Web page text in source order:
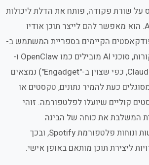
על שורת פקודה, פותח את הדלת ליכולות
חדשות עבור סוכני AI. הוא מאפשר להם לייצר תוכן אודיו
הקיימים בספריית המשתמש ב-
Spotify. על פי המקורות, סוכני AI מובילים כמו OpenClaw ו-
Claude (או Claude Code, כפי שצוין ב-"Engadget") נמצאים
כעת להמיר נתונים, טקסטים או
קוליים שיועלו לפלטפורמה. זוהי
המשלבת את כוחה של הבינה
המלאכותית עם נגישות ונוחות פלטפורמת Spotify, ובכך
ליצירת תוכן מותאם באופן אישי.